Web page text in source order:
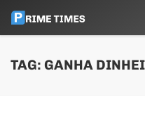
TAG: GANHA